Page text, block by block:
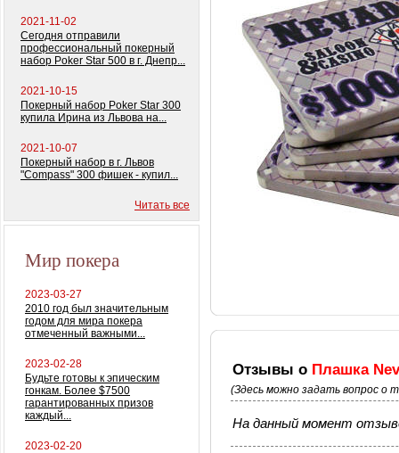
2021-11-02
Сегодня отправили
профессиональный покерный
набор Poker Star 500 в г. Днепр...
2021-10-15
Покерный набор Poker Star 300
купила Ирина из Львова на...
2021-10-07
Покерный набор в г. Львов
"Compass" 300 фишек - купил...
Читать все
Мир покера
2023-03-27
2010 год был значительным
годом для мира покера
отмеченный важными...
2023-02-28
Будьте готовы к эпическим
гонкам. Более $7500
гарантированных призов
каждый...
2023-02-20
Отзывы о Плашка
(Здесь можно задать вопрос о
На данный момент